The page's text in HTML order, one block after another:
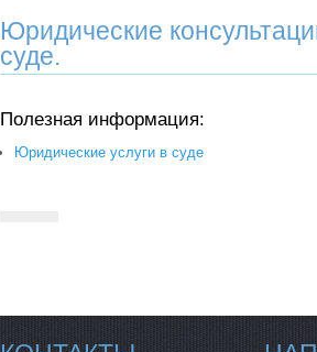
Юридические
суде.
Полезная информация:
Юридические услуги в суде